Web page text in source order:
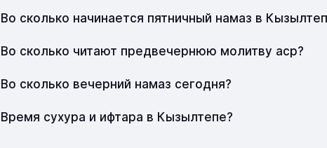
Во сколько начинается пятничный намаз в
Во сколько читают предвечернюю молитву аср?
Во сколько вечерний намаз сегодня?
Время сухура и ифтара в Кызылтепе?